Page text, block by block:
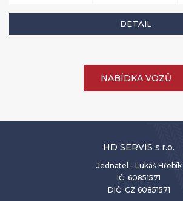
DETAIL
NABÍDKA VOZŮ
HD SERVIS s.r.o.
Jednatel - Lukáš Hřebík
IČ: 60851571
DIČ: CZ 60851571